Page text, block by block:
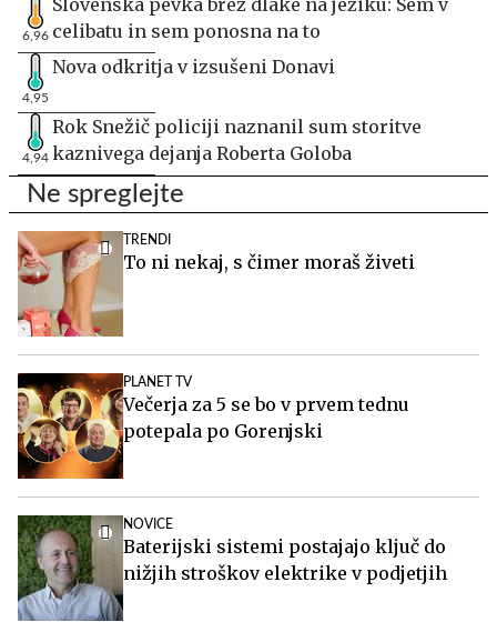
6,96
Slovenska pevka brez dlake na jeziku: Sem v
celibatu in sem ponosna na to
4,95
Nova odkritja v izsušeni Donavi
4,94
Rok Snežič policiji naznanil sum storitve
kaznivega dejanja Roberta Goloba
Ne spreglejte
TRENDI
To ni nekaj, s čimer moraš živeti
PLANET TV
Večerja za 5 se bo v prvem tednu
potepala po Gorenjski
NOVICE
Baterijski sistemi postajajo ključ do
nižjih stroškov elektrike v podjetjih